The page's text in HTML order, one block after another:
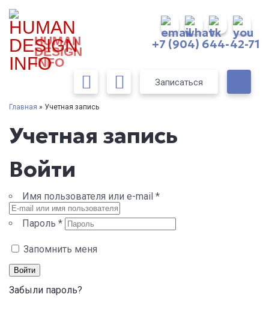
HUMAN
DESIGN
INFO
+7 (904) 644-42-71
Записаться
Главная » Учетная запись
Учетная запись
Войти
Имя пользователя или e-mail *
Пароль *
Запомнить меня
Войти
Забыли пароль?